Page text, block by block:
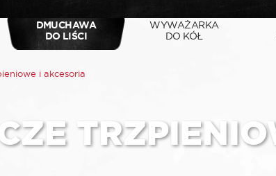
DMUCHAWA
DO LIŚCI
WYWAŻARKA
DO KÓŁ
i akcesoria